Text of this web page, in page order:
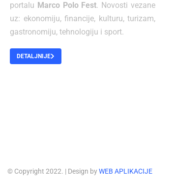
portalu Marco Polo Fest. Novosti vezane
uz: ekonomiju, financije, kulturu, turizam,
gastronomiju, tehnologiju i sport.
DETALJNIJE
© Copyright 2022. | Design byWEB APLIKACIJE